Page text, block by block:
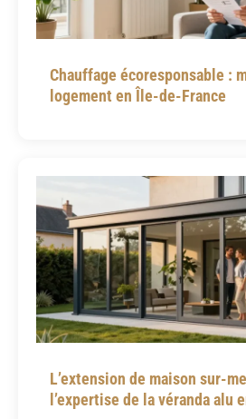
Chauffage écoresponsable :
logement en Île-de-France
L’extension de maison sur-
l’expertise de la véranda alu